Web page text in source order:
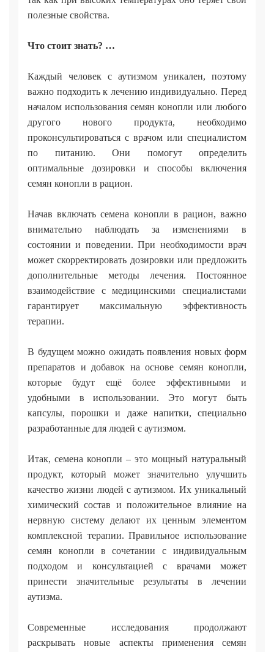
полезные свойства.
Что стоит знать? …
Каждый человек с аутизмом уникален, поэтому
важно подходить к лечению индивидуально. Перед
началом использования семян конопли или любого
другого нового продукта, необходимо
проконсультироваться с врачом или специалистом
по питанию. Они помогут определить
оптимальные дозировки и способы включения
семян конопли в рацион.
Начав включать семена конопли в рацион, важно
внимательно наблюдать за изменениями в
состоянии и поведении. При необходимости врач
может скорректировать дозировки или предложить
дополнительные методы лечения. Постоянное
взаимодействие с медицинскими специалистами
гарантирует максимальную эффективность
терапии.
В будущем можно ожидать появления новых форм
препаратов и добавок на основе семян конопли,
которые будут ещё более эффективными и
удобными в использовании. Это могут быть
капсулы, порошки и даже напитки, специально
разработанные для людей с аутизмом.
Итак, семена конопли – это мощный натуральный
продукт, который может значительно улучшить
качество жизни людей с аутизмом. Их уникальный
химический состав и положительное влияние на
нервную систему делают их ценным элементом
комплексной терапии. Правильное использование
семян конопли в сочетании с индивидуальным
подходом и консультацией с врачами может
принести значительные результаты в лечении
аутизма.
Современные исследования продолжают
раскрывать новые аспекты применения семян